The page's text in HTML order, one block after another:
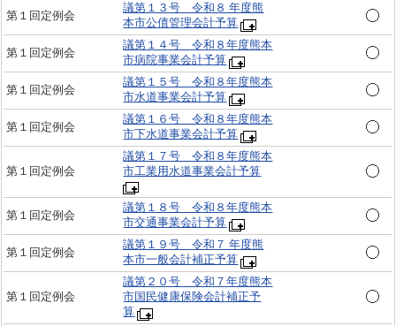
第１回定例会
議第１３号 令和８ 年度熊
本市公債管理会計予算
第１回定例会
議第１４号 令和８年度熊本
市病院事業会計予算
第１回定例会
議第１５号 令和８年度熊本
市水道事業会計予算
第１回定例会
議第１６号 令和８年度熊本
市下水道事業会計予算
第１回定例会
議第１７号 令和８年度熊本
市工業用水道事業会計予算
第１回定例会
議第１８号 令和８年度熊本
市交通事業会計予算
第１回定例会
議第１９号 令和７ 年度熊
本市一般会計補正予算
第１回定例会
議第２０号 令和７年度熊本
市国民健康保険会計補正予
算